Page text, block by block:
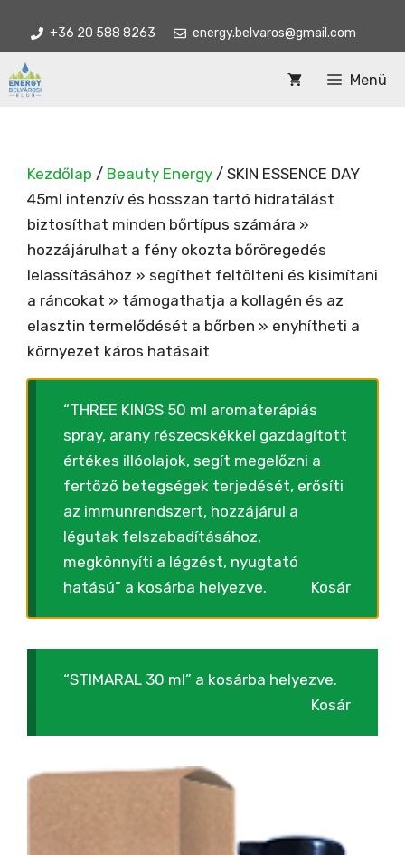
tartalomba
+36 20 588 8263 energy.belvaros@gmail.com
Menü
Kezdőlap / Beauty Energy / SKIN ESSENCE DAY
45ml intenzív és hosszan tartó hidratálást
biztosíthat minden bőrtípus számára »
hozzájárulhat a fény okozta bőröregedés
lelassításához » segíthet feltölteni és kisimítani
a ráncokat » támogathatja a kollagén és az
elasztin termelődését a bőrben » enyhítheti a
környezet káros hatásait
“THREE KINGS 50 ml aromaterápiás
spray, arany részecskékkel gazdagított
értékes illóolajok, segít megelőzni a
fertőző betegségek terjedését, erősíti
az immunrendszert, hozzájárul a
légutak felszabadításához,
megkönnyíti a légzést, nyugtató
hatású” a kosárba helyezve.
Kosár
“STIMARAL 30 ml” a kosárba helyezve.
Kosár